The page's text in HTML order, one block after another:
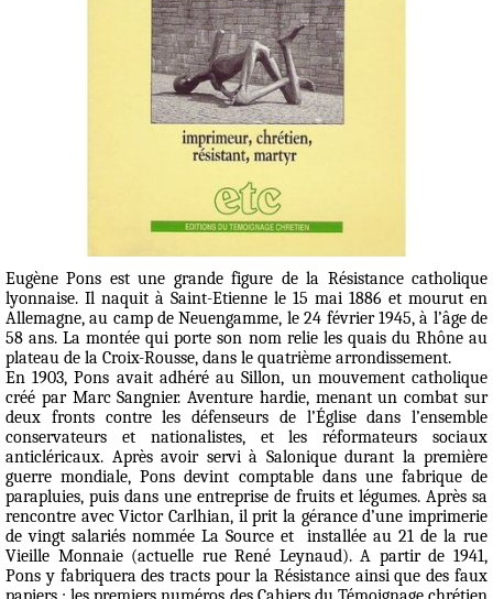
Eugène Pons est une grande figure de la Résistance catholique
lyonnaise. Il naquit à Saint-Etienne le 15 mai 1886 et mourut en
Allemagne, au camp de Neuengamme, le 24 février 1945, à l’âge de
58 ans. La montée qui porte son nom relie les quais du Rhône au
plateau de la Croix-Rousse, dans le quatrième arrondissement.
En 1903, Pons avait adhéré au Sillon, un mouvement catholique
créé par Marc Sangnier. Aventure hardie, menant un combat sur
deux fronts contre les défenseurs de l’Église dans l’ensemble
conservateurs et nationalistes, et les réformateurs sociaux
anticléricaux. Après avoir servi à Salonique durant la première
guerre mondiale, Pons devint comptable dans une fabrique de
parapluies, puis dans une entreprise de fruits et légumes. Après sa
rencontre avec Victor Carlhian, il prit la gérance d’une imprimerie
de vingt salariés nommée La Source et
installée au 21 de la rue
Vieille Monnaie(actuelle rue René Leynaud). A partir de 1941,
Pons y fabriquera des tracts pour la Résistance ainsi que des faux